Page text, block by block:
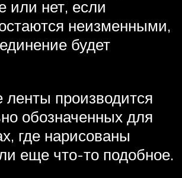
или нет, если
неизменными,
будет
ленты производится
обозначенных для
где нарисованы
еще что-то подобное.